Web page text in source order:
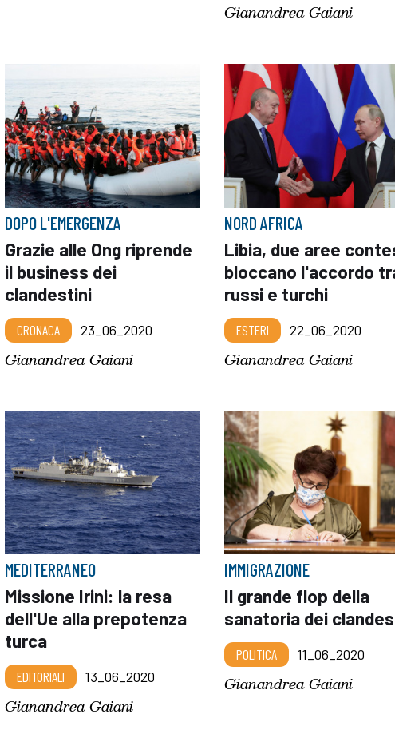
Gianandrea Gaiani
DOPO L'EMERGENZA
Grazie alle Ong riprende
il business dei
clandestini
CRONACA 23_06_2020
Gianandrea Gaiani
NORD AFRICA
Libia, due aree
bloccano l'accordo
russi e turchi
ESTERI 22_06_2020
Gianandrea Gaiani
MEDITERRANEO
Missione Irini: la resa
dell'Ue alla prepotenza
turca
EDITORIALI 13_06_2020
Gianandrea Gaiani
IMMIGRAZIONE
Il grande flop della
sanatoria dei
POLITICA 11_06_2020
Gianandrea Gaiani